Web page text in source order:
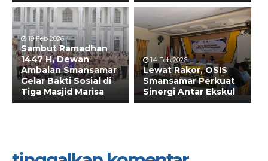
19 Feb 2026
Sambut Ramadhan
1447 H, Dewan
Ambalan Smansamar
Gelar Bakti Sosial di
Tiga Masjid Marisa
14 Feb 2026
Lewat Rakor, OSIS
Smansamar Perkuat
Sinergi Antar Ekskul